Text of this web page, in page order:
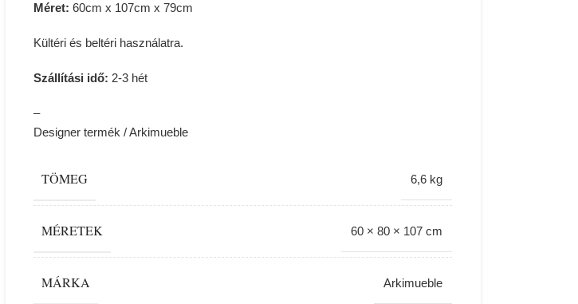
Méret: 60cm x 107cm x 79cm
Kültéri és beltéri használatra.
Szállítási idő: 2-3 hét
–
Designer termék / Arkimueble
TÖMEG 6,6 kg
MÉRETEK 60 × 80 × 107 cm
MÁRKA Arkimueble